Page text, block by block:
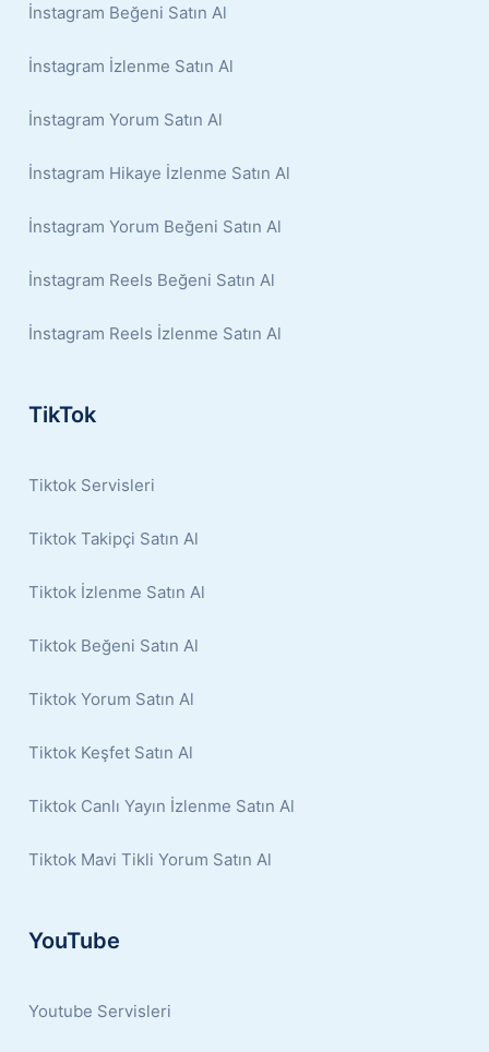
İnstagram Beğeni Satın Al
İnstagram İzlenme Satın Al
İnstagram Yorum Satın Al
İnstagram Hikaye İzlenme Satın Al
İnstagram Yorum Beğeni Satın Al
İnstagram Reels Beğeni Satın Al
İnstagram Reels İzlenme Satın Al
TikTok
Tiktok Servisleri
Tiktok Takipçi Satın Al
Tiktok İzlenme Satın Al
Tiktok Beğeni Satın Al
Tiktok Yorum Satın Al
Tiktok Keşfet Satın Al
Tiktok Canlı Yayın İzlenme Satın Al
Tiktok Mavi Tikli Yorum Satın Al
YouTube
Youtube Servisleri